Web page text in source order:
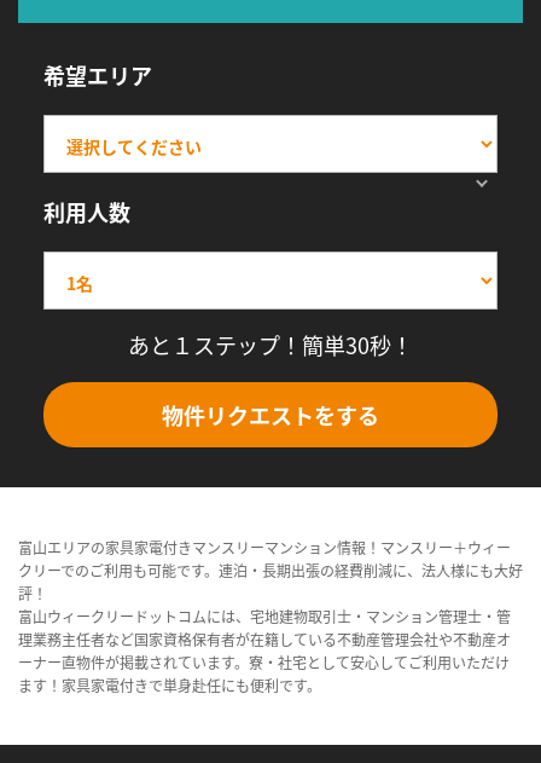
希望エリア
利用人数
あと１ステップ！簡単30秒！
物件リクエストをする
富山エリアの家具家電付きマンスリーマンション情報！マンスリー＋ウィー
クリーでのご利用も可能です。連泊・長期出張の経費削減に、法人様にも大好
評！
富山ウィークリードットコムには、宅地建物取引士・マンション管理士・管
理業務主任者など国家資格保有者が在籍している不動産管理会社や不動産オ
ーナー直物件が掲載されています。寮・社宅として安心してご利用いただけ
ます！家具家電付きで単身赴任にも便利です。